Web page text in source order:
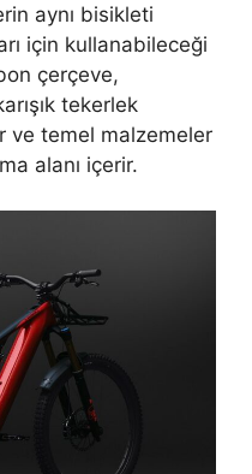
aynı bisikleti
için kullanabileceği
çerçeve,
tekerlek
ve temel malzemeler
alanı içerir.